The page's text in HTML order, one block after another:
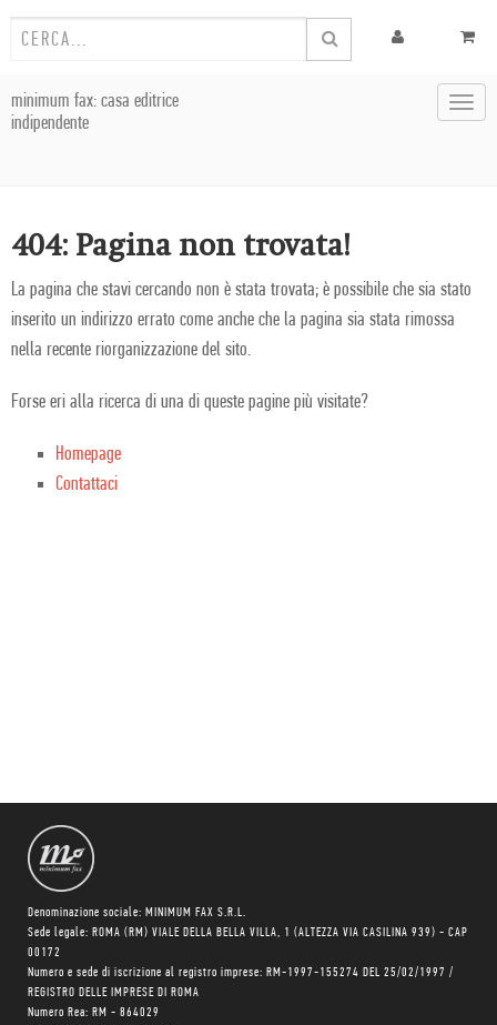
minimum fax: casa editrice
indipendente
404: Pagina non trovata!
La pagina che stavi cercando non è stata trovata; è possibile che sia stato
inserito un indirizzo errato come anche che la pagina sia stata rimossa
nella recente riorganizzazione del sito.
Forse eri alla ricerca di una di queste pagine più visitate?
Homepage
Contattaci
Denominazione sociale: MINIMUM FAX S.R.L.
Sede legale: ROMA (RM) VIALE DELLA BELLA VILLA, 1 (ALTEZZA VIA CASILINA 939) - CAP
00172
Numero e sede di iscrizione al registro imprese: RM-1997-155274 DEL 25/02/1997 /
REGISTRO DELLE IMPRESE DI ROMA
Numero Rea: RM - 864029